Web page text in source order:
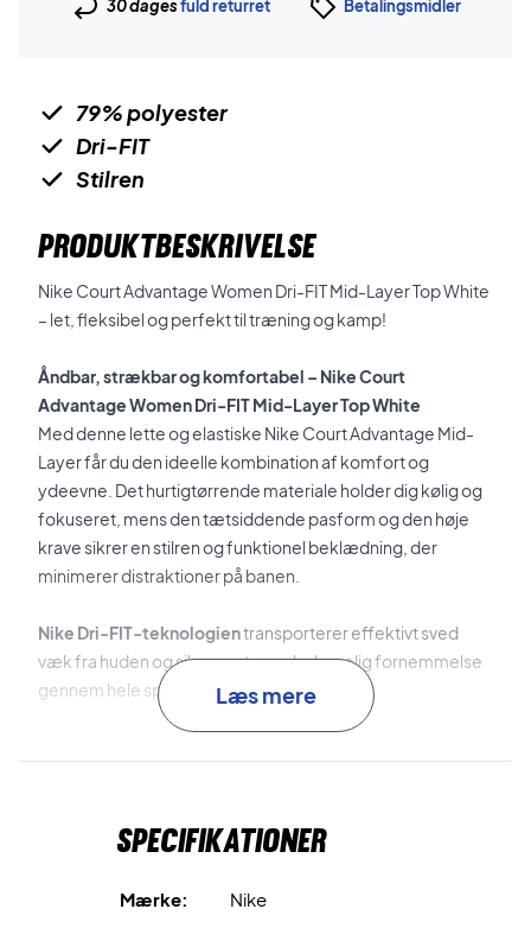
30 dagesfuld returret Betalingsmidler
79% polyester
Dri-FIT
Stilren
PRODUKTBESKRIVELSE
Nike Court Advantage Women Dri-FIT Mid-Layer Top White
– let, fleksibel og perfekt til træning og kamp!
Åndbar, strækbar og komfortabel – Nike Court
Advantage Women Dri-FIT Mid-Layer Top White
Med denne lette og elastiske Nike Court Advantage Mid-
Layer får du den ideelle kombination af komfort og
ydeevne. Det hurtigtørrende materiale holder dig kølig og
fokuseret, mens den tætsiddende pasform og den høje
krave sikrer en stilren og funktionel beklædning, der
minimerer distraktioner på banen.
Nike Dri-FIT-teknologientransporterer effektivt sved
væk fra huden og sikrer en tør og behagelig fornemmelse
gennem hele spillet.
Advantage Mid-Layer i dag!
Læs mere
Specifikationer
Mærke:
Nike